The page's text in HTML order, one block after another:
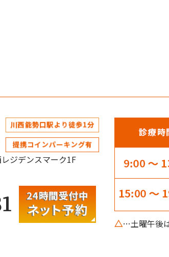
ジデンスマーク1F
△…土曜午後